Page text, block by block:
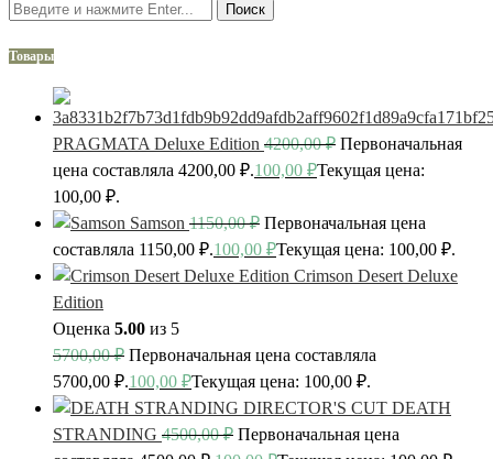
Поиск
Товары
PRAGMATA Deluxe Edition 4200,00₽ Первоначальная
цена составляла 4200,00 ₽.100,00 ₽Текущая цена:
100,00 ₽.
Samson 1150,00₽ Первоначальная цена
составляла 1150,00 ₽.100,00 ₽Текущая цена: 100,00 ₽.
Crimson Desert Deluxe
Edition
Оценка 5.00 из 5
5700,00₽ Первоначальная цена составляла
5700,00 ₽.100,00 ₽Текущая цена: 100,00 ₽.
DEATH
STRANDING 4500,00₽ Первоначальная цена